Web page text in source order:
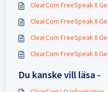
ClearCom FreeSpeak II
ClearCom FreeSpeak II
ClearCom FreeSpeak II
ClearCom FreeSpeak II
Du kanske vill läsa -